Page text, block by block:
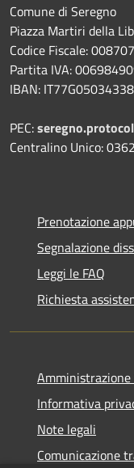
Comune di Seregno
Piazza Martiri della
Codice Fiscale:
Partita IVA:
IBAN:
PEC:
Centralino Unico:
Prenotazione
Segnalazione
Leggi le FAQ
Richiesta
Informativa
Note legali
Comunicazione